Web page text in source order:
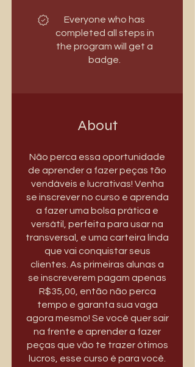
Everyone who has
completed all steps in
the program will get a
badge.
About
Não perca essa oportunidade
de aprender a fazer peças tão
vendáveis e lucrativas! Venha
se inscrever no curso e aprenda
a fazer uma bolsa prática e
versátil, perfeita para usar na
transversal, e uma carteira linda
que vai conquistar seus
clientes. As primeiras alunas a
se inscreverem pagam apenas
R$35,00, então não perca
tempo e garanta sua vaga
agora mesmo! Se você quer sair
na frente e aprender a fazer
peças que vão te trazer ótimos
lucros, esse curso é para você.